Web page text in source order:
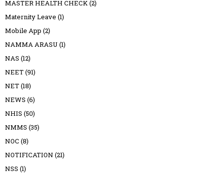
MASTER HEALTH CHECK(2)
Maternity Leave (1)
Mobile App (2)
NAMMA ARASU (1)
NAS (12)
NEET(91)
NET(18)
NEWS (6)
NHIS (50)
NMMS (35)
NOC (8)
NOTIFICATION (21)
NSS (1)